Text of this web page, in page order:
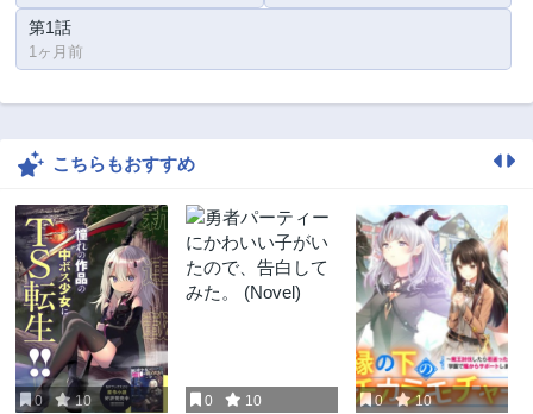
第1話
1ヶ月前
こちらもおすすめ
0 10 0 10 0 10